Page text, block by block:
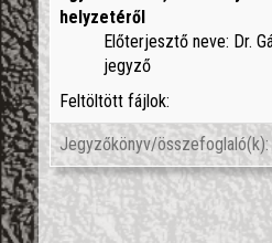
helyzetéről
Előterjesztő neve: Dr.
jegyző
Feltöltött fájlok:
Jegyzőkönyv/összefoglaló(k):